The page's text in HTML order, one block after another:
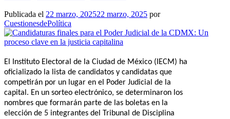
Publicada el 22 marzo, 202522 marzo, 2025 por
CuestionesdePolítica
El Instituto Electoral de la Ciudad de México (IECM) ha
oficializado la lista de candidatos y candidatas que
competirán por un lugar en el Poder Judicial de la
capital. En un sorteo electrónico, se determinaron los
nombres que formarán parte de las boletas en la
elección de 5 integrantes del Tribunal de Disciplina